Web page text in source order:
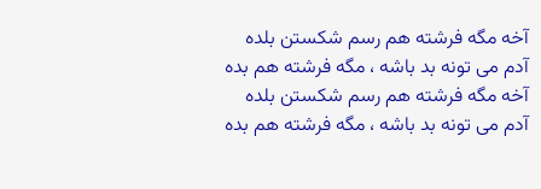
آخه مگه فرشته هم رسم شکستن بلده
آدم می تونه بد باشه ، مگه فرشته هم بده
آخه مگه فرشته هم رسم شکستن بلده
آدم می تونه بد باشه ، مگه فرشته هم بده